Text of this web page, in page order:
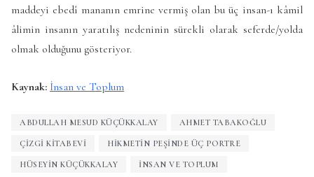
maddeyi ebedî mananın emrine vermiş olan bu üç insan-ı kâmil
âlimin insanın yaratılış nedeninin sürekli olarak seferde/yolda
olmak olduğunu gösteriyor.
Kaynak: İnsan ve Toplum
ABDULLAH MESUD KÜÇÜKKALAY AHMET TABAKOĞLU
ÇIZGI KITABEVI HIKMETIN PEŞINDE ÜÇ PORTRE
HÜSEYIN KÜÇÜKKALAY İNSAN VE TOPLUM